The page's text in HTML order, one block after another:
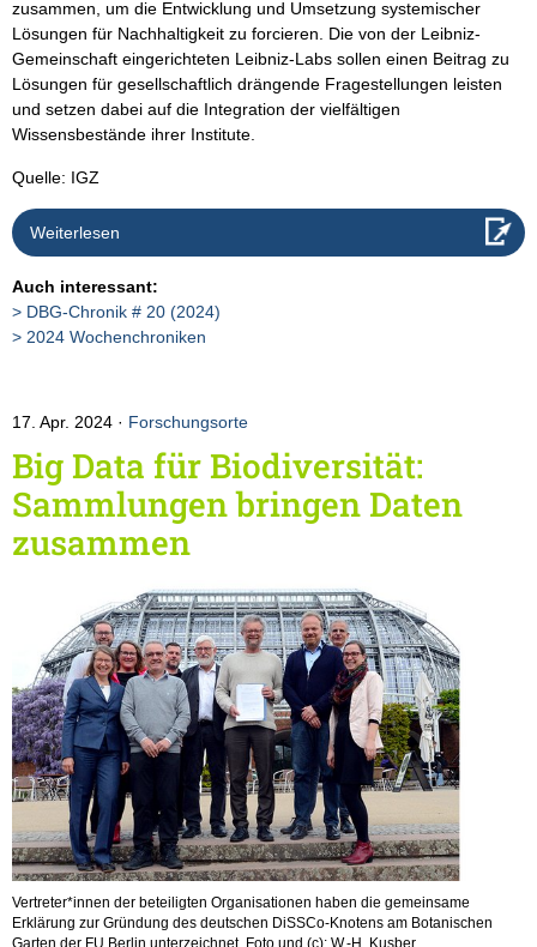
zusammen, um die Entwicklung und Umsetzung systemischer
Lösungen für Nachhaltigkeit zu forcieren. Die von der Leibniz-
Gemeinschaft eingerichteten Leibniz-Labs sollen einen Beitrag zu
Lösungen für gesellschaftlich drängende Fragestellungen leisten
und setzen dabei auf die Integration der vielfältigen
Wissensbestände ihrer Institute.
Quelle: IGZ
Weiterlesen
Auch interessant:
DBG-Chronik # 20 (2024)
2024 Wochenchroniken
17. Apr. 2024 Forschungsorte
Big Data für Biodiversität:
Sammlungen bringen Daten
zusammen
Vertreter*innen der beteiligten Organisationen haben die gemeinsame
Erklärung zur Gründung des deutschen DiSSCo-Knotens am Botanischen